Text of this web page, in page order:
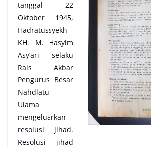
tanggal 22
Oktober 1945,
Hadratussyekh
KH. M. Hasyim
Asy’ari selaku
Rais Akbar
Pengurus Besar
Nahdlatul
Ulama
mengeluarkan
resolusi jihad.
Resolusi jihad